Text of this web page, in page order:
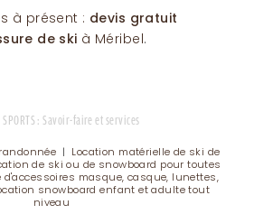
à présent : devis gratuit
de ski à Méribel.
SPORTS : Savoir-faire et services
| Location matérielle de ski de
de ski ou de snowboard pour toutes
masque, casque, lunettes,
snowboard enfant et adulte tout
niveau